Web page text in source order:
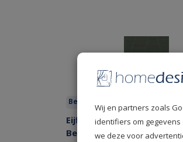
Bespaar nu!
Eijffinger Artifact 312424
Behang
Wij en partners zoals
identifiers om
we deze voor